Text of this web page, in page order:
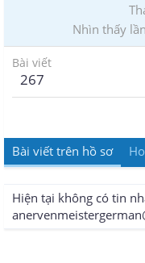
Nhìn thấy
Bài viết
267
Bài viết trên hồ sơ
Hiện tại không có tin